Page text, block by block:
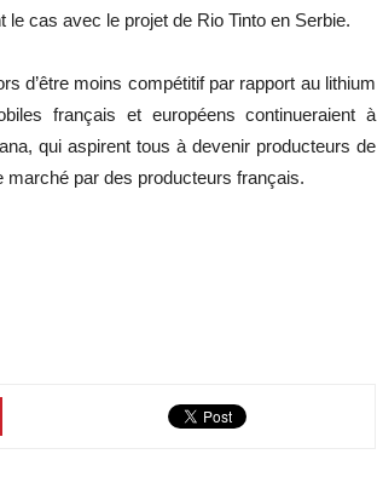
cas avec le projet de Rio Tinto en Serbie.
d’être moins compétitif par rapport au lithium
français et européens continueraient à
qui aspirent tous à devenir producteurs de
marché par des producteurs français.